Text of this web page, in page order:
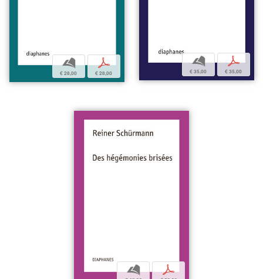
b
€ 28,00
p
€ 28,00
b
€ 35,00
p
€ 35,00
b p